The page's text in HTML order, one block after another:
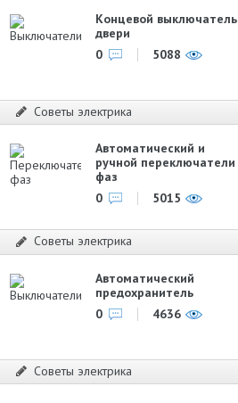
Концевой выключатель
двери
0
5088
Советы электрика
Автоматический и
ручной переключатели
фаз
0
5015
Советы электрика
Автоматический
предохранитель
0
4636
Советы электрика